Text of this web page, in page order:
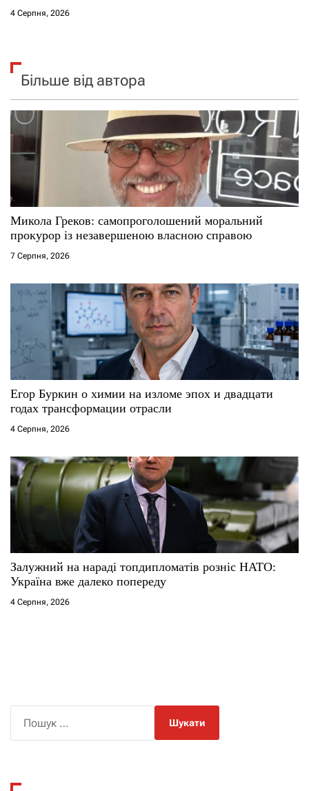
4 Серпня, 2026
Більше від автора
Микола Греков: самопроголошений моральний
прокурор із незавершеною власною справою
7 Серпня, 2026
Егор Буркин о химии на изломе эпох и двадцати
годах трансформации отрасли
4 Серпня, 2026
Залужний на нараді топдипломатів розніс НАТО:
Україна вже далеко попереду
4 Серпня, 2026
к